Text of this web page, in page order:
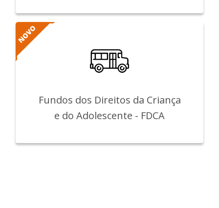
Fundos dos Direitos da Criança
e do Adolescente - FDCA